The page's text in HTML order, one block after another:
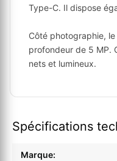
Type-C. Il dispose
Côté photographie,
profondeur de 5 MP.
nets et lumineux.
Spécifications
Marque: